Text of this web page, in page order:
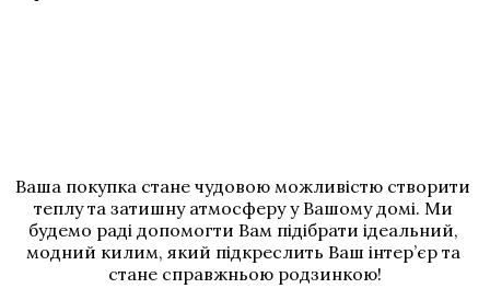
Ваша покупка стане чудовою можливістю створити
теплу та затишну атмосферу у Вашому домі. Ми
будемо раді допомогти Вам підібрати ідеальний,
модний килим, який підкреслить Ваш інтер’єр та
стане справжньою родзинкою!